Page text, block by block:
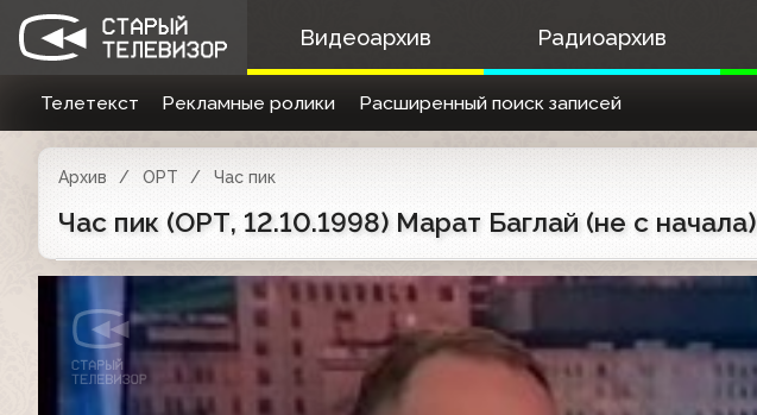
Видеоархив Радиоархив
Телетекст Рекламные ролики Расширенный поиск записей
Архив ОРТ Час пик
Час пик (ОРТ, 12.10.1998) Марат Баглай (не с начала)